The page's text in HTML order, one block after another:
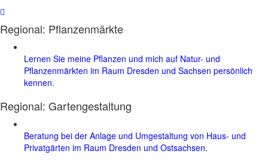
Regional: Pflanzenmärkte
Lernen Sie meine Pflanzen und mich auf Natur- und
Pflanzenmärkten im Raum Dresden und Sachsen persönlich
kennen.
Regional: Gartengestaltung
Beratung bei der Anlage und Umgestaltung von Haus- und
Privatgärten im Raum Dresden und Ostsachsen.